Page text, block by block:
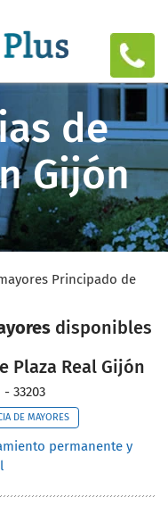
de
Gijón
Principado de
disponibles
Plaza Real Gijón
- 33203
DE MAYORES
permanente y